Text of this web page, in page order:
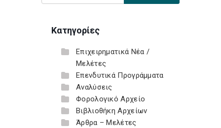
Κατηγορίες
Επιχειρηματικά Νέα /
Μελέτες
Επενδυτικά Προγράμματα
Αναλύσεις
Φορολογικό Αρχείο
Βιβλιοθήκη Αρχείων
Άρθρα – Μελέτες